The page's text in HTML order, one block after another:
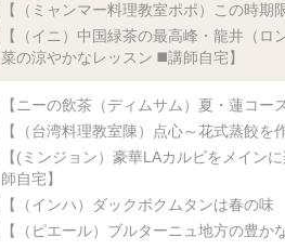
【（ミャンマー料理教室ポポ）この時期
【（イニ）中国緑茶の最高峰・龍井（
菜の涼やかなレッスン ◼️講師自宅】
【ニーの飲茶（ディムサム）夏・蓮コー
【（台湾料理教室陳）点心～花式蒸餃
【(ミンジョン）豪華LAカルビをメイ
師自宅】
【（インハ）ダックボクムタンは春の
【（ピエール）ブルターニュ地方の豊か